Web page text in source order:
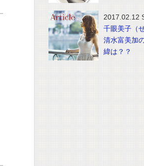
2017.02.12
千眼美子（
清水富美加
緯は？？